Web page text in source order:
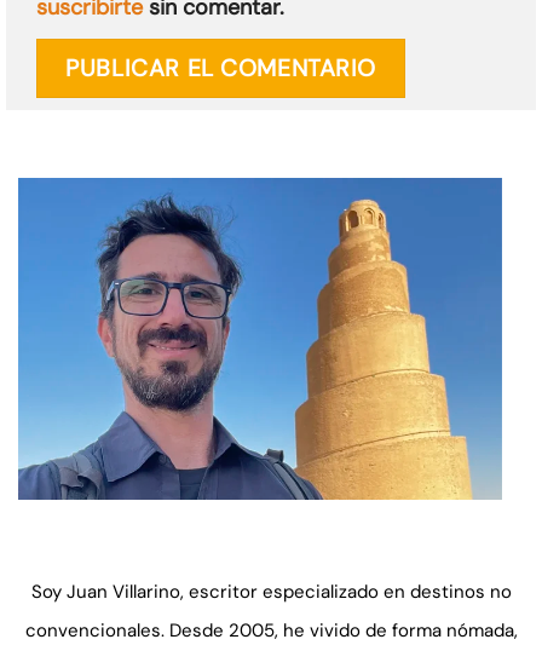
suscribirtesin comentar.
Soy Juan Villarino, escritor especializado en destinos no
convencionales. Desde 2005, he vivido de forma nómada,